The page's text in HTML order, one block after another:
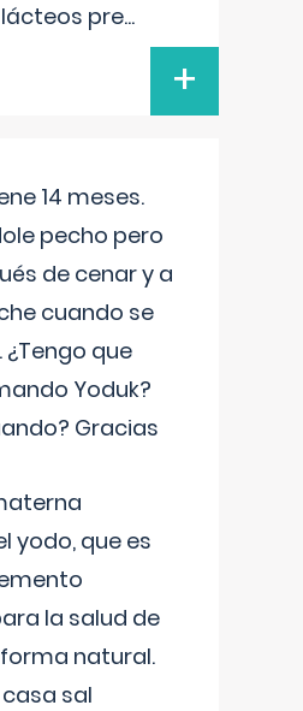
pre...
+
14 meses.
pecho pero
de cenar y a
cuando se
que
Yoduk?
Gracias
yodo, que es
la salud de
natural.
sal